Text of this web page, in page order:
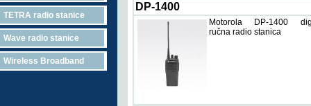
TETRA radio stanice
Wave radio stanice
Wireless Broadband
DP-1400
Motorola DP-1400
ručna radio stanica